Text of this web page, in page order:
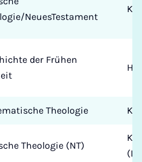
NeuesTestament
der Frühen
Theologie
Theologie (NT)